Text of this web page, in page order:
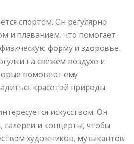
спортом. Он регулярно
и плаванием, что помогает
форму и здоровье.
на свежем воздухе и
помогают ему
красотой природы.
искусством. Он
галереи и концерты, чтобы
художников, музыкантов